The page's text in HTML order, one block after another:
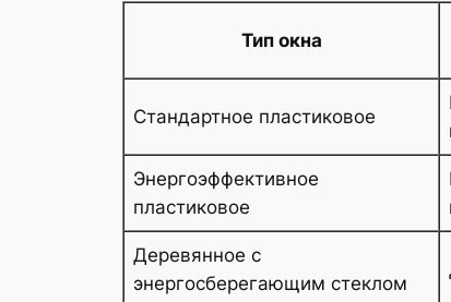
Тип окна
Стандартное пластиковое
Энергоэффективное
пластиковое
Деревянное с
энергосберегающим стеклом